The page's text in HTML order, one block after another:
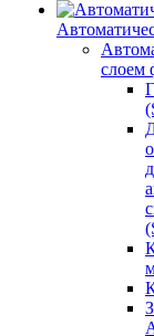
слоем